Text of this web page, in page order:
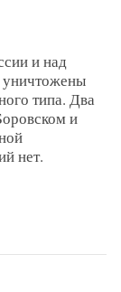
и над
уничтожены
типа. Два
и
нет.